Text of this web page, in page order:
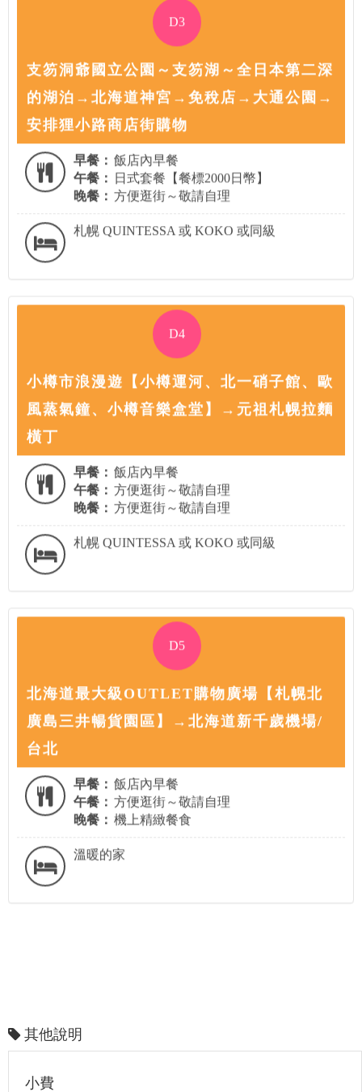
D3
支笏洞爺國立公園～支笏湖～全日本第二深
的湖泊→北海道神宮→免稅店→大通公園→
安排狸小路商店街購物
早餐： 飯店內早餐
午餐： 日式套餐【餐標2000日幣】
晚餐： 方便逛街～敬請自理
札幌 QUINTESSA 或 KOKO 或同級
D4
小樽市浪漫遊【小樽運河、北一硝子館、歐
風蒸氣鐘、小樽音樂盒堂】→元祖札幌拉麵
橫丁
早餐： 飯店內早餐
午餐： 方便逛街～敬請自理
晚餐： 方便逛街～敬請自理
札幌 QUINTESSA 或 KOKO 或同級
D5
北海道最大級OUTLET購物廣場【札幌北
廣島三井暢貨園區】→北海道新千歲機場/
台北
早餐： 飯店內早餐
午餐： 方便逛街～敬請自理
晚餐： 機上精緻餐食
溫暖的家
其他說明
小費